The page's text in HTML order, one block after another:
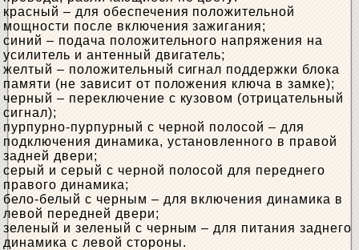
красный – для обеспечения положительной
мощности после включения зажигания;
синий – подача положительного напряжения на
усилитель и антенный двигатель;
желтый – положительный сигнал поддержки блока
памяти (не зависит от положения ключа в замке);
черный – переключение с кузовом (отрицательный
сигнал);
пурпурно-пурпурный с черной полосой – для
подключения динамика, установленного в правой
задней двери;
серый и серый с черной полосой для переднего
правого динамика;
бело-белый с черным – для включения динамика в
левой передней двери;
зеленый и зеленый с черным – для питания заднего
динамика с левой стороны.